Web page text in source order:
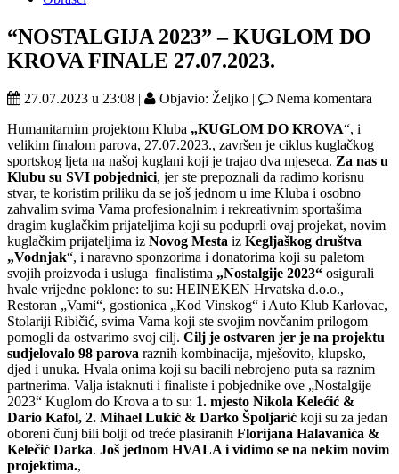
“NOSTALGIJA 2023” – KUGLOM DO
KROVA FINALE 27.07.2023.
27.07.2023 u 23:08 | Objavio: Željko |
Nema komentara
Humanitarnim projektom Kluba „KUGLOM DO KROVA“, i
velikim finalom parova, 27.07.2023., završen je ciklus kuglačkog
sportskog ljeta na našoj kuglani koji je trajao dva mjeseca. Za nas u
Klubu su SVI pobjednici, jer ste prepoznali da radimo korisnu
stvar, te koristim priliku da se još jednom u ime Kluba i osobno
zahvalim svima Vama profesionalnim i rekreativnim sportašima
dragim kuglačkim prijateljima koji su poduprli ovaj projekat, novim
kuglačkim prijateljima iz Novog Mesta iz Kegljaškog društva
„Vodnjak“, i naravno sponzorima i donatorima koji su paletom
svojih proizvoda i usluga finalistima „Nostalgije 2023“ osigurali
hvale vrijedne poklone: to su: HEINEKEN Hrvatska d.o.o.,
Restoran „Vami“, gostionica „Kod Vinskog“ i Auto Klub Karlovac,
Stolariji Ribičić, svima Vama koji ste svojim novčanim prilogom
pomogli da ostvarimo svoj cilj. Cilj je ostvaren jer je na projektu
sudjelovalo 98 parova raznih kombinacija, mješovito, klupsko,
djed i unuka. Hvala onima koji su bacili nebrojeno puta sa raznim
partnerima. Valja istaknuti i finaliste i pobjednike ove „Nostalgije
2023“ Kuglom do Krova a to su: 1. mjesto Nikola Kelećić &
Dario Kafol, 2. Mihael Lukić & Darko Špoljarić koji su za jedan
oboreni čunj bili bolji od treće plasiranih Florijana Halavanića &
Kelečić Darka. Još jednom HVALA i vidimo se na nekim novim
projektima.,